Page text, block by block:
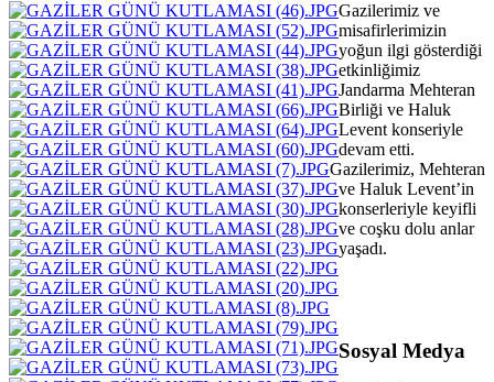
Gazilerimiz ve
misafirlerimizin
yoğun ilgi gösterdiği
etkinliğimiz
Jandarma Mehteran
Birliği ve Haluk
Levent konseriyle
devam etti.
Gazilerimiz, Mehteran
ve Haluk Levent’in
konserleriyle keyifli
ve coşku dolu anlar
yaşadı.
Sosyal Medya